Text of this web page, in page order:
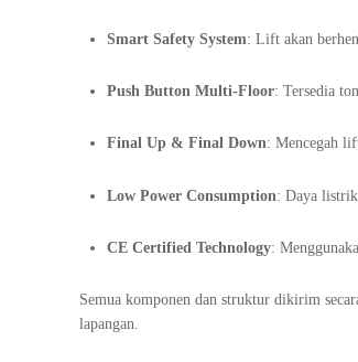
Smart Safety System: Lift akan
Push Button Multi-Floor: Tersedia
Final Up & Final Down: Mencegah
Low Power Consumption: Daya
CE Certified Technology:
Semua komponen dan struktur dikirim
lapangan.